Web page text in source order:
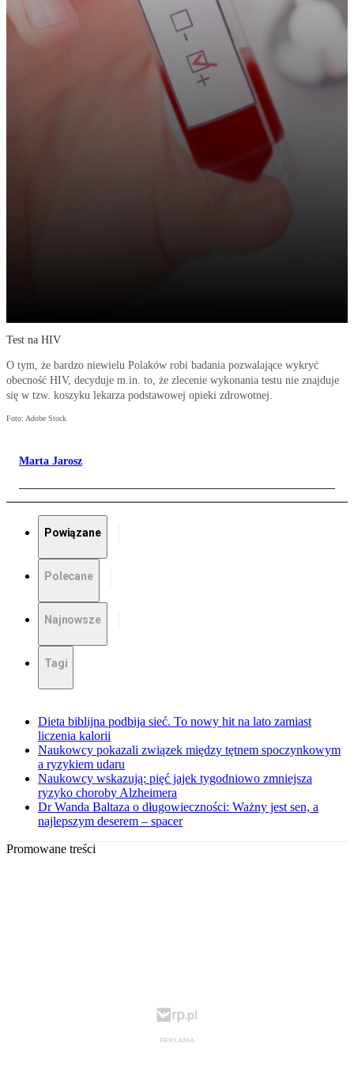
Test na HIV
O tym, że bardzo niewielu Polaków robi badania pozwalające wykryć
obecność HIV, decyduje m.in. to, że zlecenie wykonania testu nie znajduje
się w tzw. koszyku lekarza podstawowej opieki zdrowotnej.
Foto: Adobe Stock
Marta Jarosz
Powiązane
Polecane
Najnowsze
Tagi
Dieta biblijna podbija sieć. To nowy hit na lato zamiast
liczenia kalorii
Naukowcy pokazali związek między tętnem spoczynkowym
a ryzykiem udaru
Naukowcy wskazują: pięć jajek tygodniowo zmniejsza
ryzyko choroby Alzheimera
Dr Wanda Baltaza o długowieczności: Ważny jest sen, a
najlepszym deserem – spacer
Promowane treści